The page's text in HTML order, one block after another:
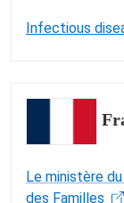
Infectious
Le ministère
des Familles